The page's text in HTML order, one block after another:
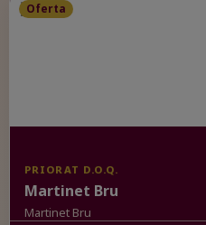
Oferta
PRIORAT D.O.Q.
Martinet Bru
Martinet Bru